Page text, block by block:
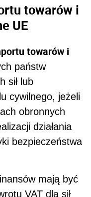
towarów i
UE
towarów i
państw
sił lub
cywilnego, jeżeli
obronnych
działania
bezpieczeństwa
mają być
VAT dla sił